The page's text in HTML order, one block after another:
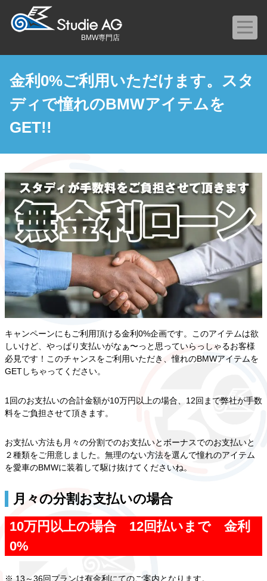
BMW専門店
金利0%ご利用いただけます。スタ
ディで憧れのBMWアイテムを
GET!!
キャンペーンにもご利用頂ける金利0%企画です。このアイテムは欲
しいけど、やっぱり支払いがなぁ〜っと思っていらっしゃるお客様
必見です！このチャンスをご利用いただき、憧れのBMWアイテムを
GETしちゃってください。
1回のお支払いの合計金額が10万円以上の場合、12回まで弊社が手数
料をご負担させて頂きます。
お支払い方法も月々の分割でのお支払いとボーナスでのお支払いと
２種類をご用意しました。無理のない方法を選んで憧れのアイテム
を愛車のBMWに装着して駆け抜けてくださいね。
月々の分割お支払いの場合
10万円以上の場合 12回払いまで 金利
0%
※ 13～36回プランは有金利にてのご案内となります。